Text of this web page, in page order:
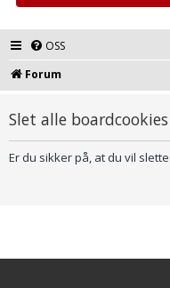
OSS
Forum
Slet alle boardcookies
Er du sikker på, at du vil